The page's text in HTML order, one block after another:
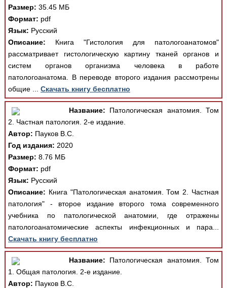
Размер: 35.45 МБ
Формат: pdf
Язык: Русский
Описание: Книга "Гистология для патологоанатомов"
рассматривает гистологическую картину тканей органов и
систем органов организма человека в работе
патологоанатома. В переводе второго издания рассмотрены
общие ... Скачать книгу бесплатно
Название: Патологическая анатомия. Том
2. Частная патология. 2-е издание.
Автор: Пауков В.С.
Год издания: 2020
Размер: 8.76 МБ
Формат: pdf
Язык: Русский
Описание: Книга "Патологическая анатомия. Том 2. Частная
патология" - второе издание второго тома современного
учебника по патологической анатомии, где отражены
патологоанатомические аспекты инфекционных и пара...
Скачать книгу бесплатно
Название: Патологическая анатомия. Том
1. Общая патология. 2-е издание.
Автор: Пауков В.С.